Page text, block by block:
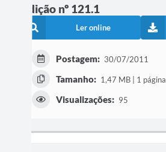
Edição nº 121.1
Ler online
Postagem: 30/07/2011
Tamanho: 1,47 MB | 1 página
Visualizações: 95